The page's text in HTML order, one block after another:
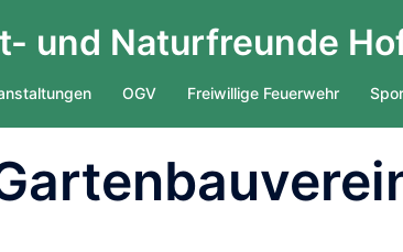
und Naturfreunde
OGV Freiwillige Feuerwehr